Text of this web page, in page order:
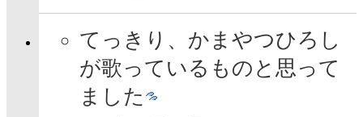
てっきり、かまやつひろし
が歌っているものと思って
ました